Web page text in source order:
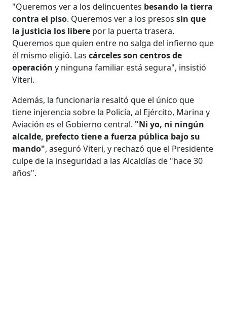
"Queremos ver a los delincuentes besando la tierra
contra el piso. Queremos ver a los presossin que
la justicia los libere por la puerta trasera.
Queremos que quien entre no salga del infierno que
él mismo eligió. Lascárceles son centros de
operacióny ninguna familiar está segura", insistió
Viteri.
Además, la funcionaria resaltó que el único que
tiene injerencia sobre la Policía, al Ejército, Marina y
Aviación es el Gobierno central. "Ni yo, ni ningún
alcalde, prefecto tiene a fuerza pública bajo su
mando", aseguró Viteri, y rechazó que el Presidente
culpe de la inseguridad a las Alcaldías de "hace 30
años".